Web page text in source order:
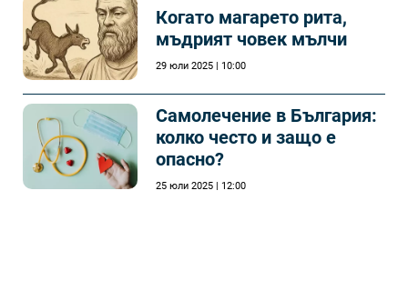
Когато магарето рита,
мъдрият човек мълчи
29 юли 2025 | 10:00
Самолечeние в България:
колко често и защо е
опасно?
25 юли 2025 | 12:00